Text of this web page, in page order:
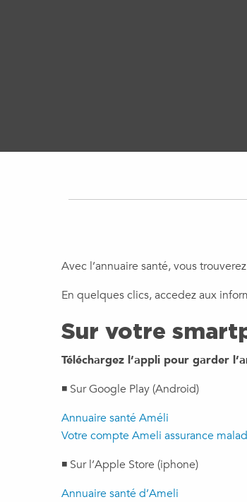
Avec l’annuaire santé, vous
En quelques clics, accedez aux
Sur votre
Téléchargez l’appli pour garder
◾ Sur Google Play (Android)
Annuaire santé Améli
Votre compte Ameli assurance
◾ Sur l’Apple Store (iphone)
Annuaire santé d’Ameli